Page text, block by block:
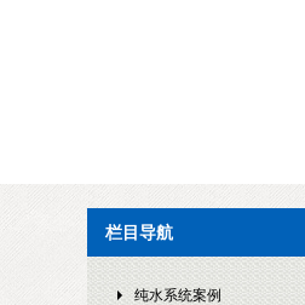
栏目导航
纯水系统案例